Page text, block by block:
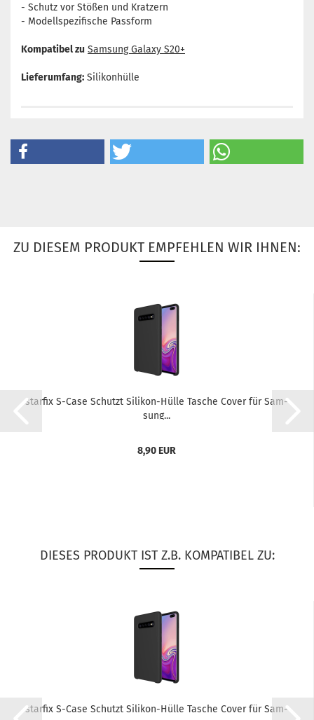
- Schutz vor Stößen und Kratzern
- Modellspezifische Passform
Kompatibel zu Samsung Galaxy S20+
Lieferumfang: Silikonhülle
ZU DIESEM PRODUKT EMPFEHLEN WIR IHNEN:
star­fix S-​Case Schutzt Silikon-​​Hülle Ta­sche Cover für Sam­
sung...
8,90 EUR
DIESES PRODUKT IST Z.B. KOMPATIBEL ZU:
star­fix S-​Case Schutzt Silikon-​​Hülle Ta­sche Cover für Sam­